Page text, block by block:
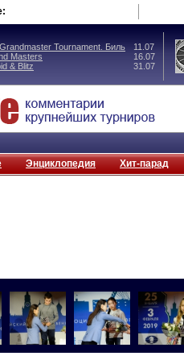
Tournament. Биль
11.07
Masters
16.07
& Blitz
31.07
Энциклопедия Хит-парад